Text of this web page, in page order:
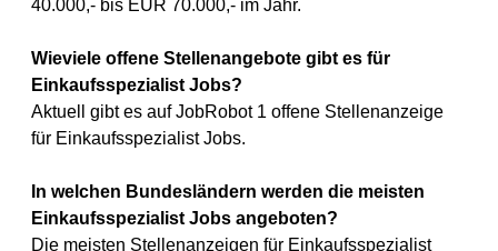
40.000,- bis EUR 70.000,- im Jahr.
Wieviele offene Stellenangebote gibt es für
Einkaufsspezialist Jobs?
Aktuell gibt es auf JobRobot 1 offene Stellenanzeige
für Einkaufsspezialist Jobs.
In welchen Bundesländern werden die meisten
Einkaufsspezialist Jobs angeboten?
Die meisten Stellenanzeigen für Einkaufsspezialist